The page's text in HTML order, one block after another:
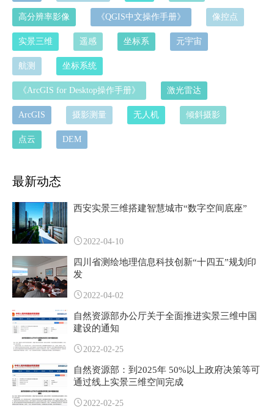
高分辨率影像 《QGIS中文操作手册》 像控点
实景三维 遥感 坐标系 元宇宙
航测 坐标系统
《ArcGIS for Desktop操作手册》 激光雷达
ArcGIS 摄影测量 无人机 倾斜摄影
点云 DEM
最新动态
西安实景三维搭建智慧城市“数字空间底座”
2022-04-10
四川省测绘地理信息科技创新“十四五”规划印
发
2022-04-02
自然资源部办公厅关于全面推进实景三维中国
建设的通知
2022-02-25
自然资源部：到2025年 50%以上政府决策等可
通过线上实景三维空间完成
2022-02-25